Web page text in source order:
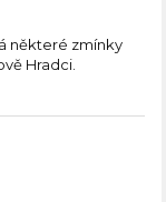
některé zmínky
Hradci.